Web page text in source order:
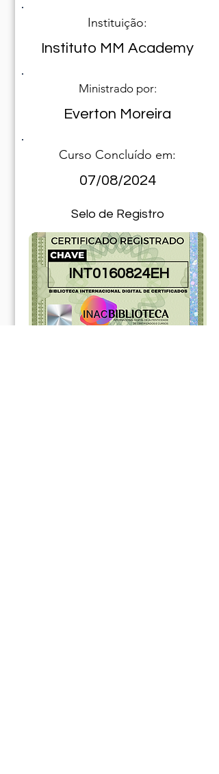
Instituição:
Instituto MM Academy
Ministrado por:
Everton Moreira
Curso Concluído em:
07/08/2024
Selo de Registro
INT0160824EH